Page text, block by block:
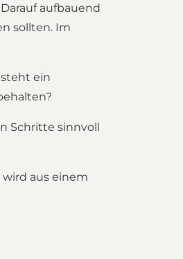
aufbauend
sollten. Im
ein
Schritte sinnvoll
wird aus einem